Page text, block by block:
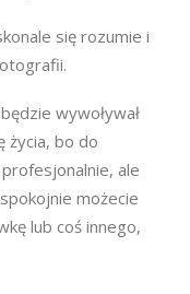
się rozumie i
wywoływał
życia, bo do
ale
możecie
lub coś innego,